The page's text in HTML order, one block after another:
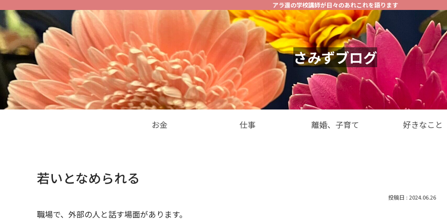
アラ還の学校講師が日々のあれこれを語ります
さみずブログ
お金 仕事 離婚、子育て 好きなこと
若いとなめられる
2024.06.26
職場で、外部の人と話す場面があります。